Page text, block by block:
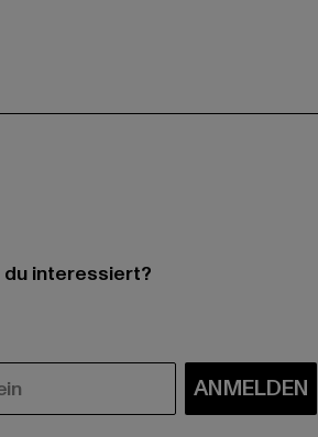
interessiert?
ANMELDEN